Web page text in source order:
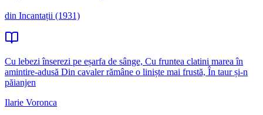
din Incantații (1931)
Cu lebezi înserezi pe eșarfa de sânge, Cu fruntea clatini marea în
amintire-adusă Din cavaler rămâne o liniște mai frustă, În taur și-n
păianjen
Ilarie Voronca